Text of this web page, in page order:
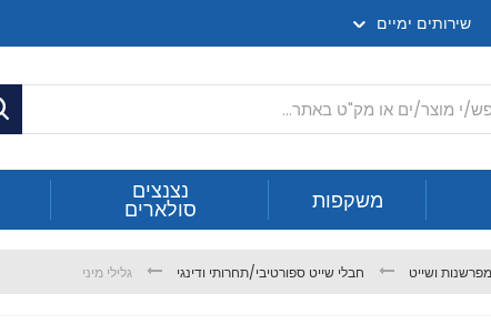
שירותים ימיים
משקפות נצנצים
סולארים
מפרשנות ושייט חבלי שייט ספורטיבי/תחרותי ודינגי גלילי מיני